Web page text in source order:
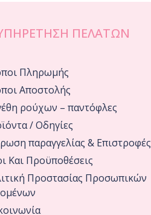
ΠΕΛΑΤΩΝ
Πληρωμής
Αποστολής
ρούχων – παντόφλες
/ Οδηγίες
παραγγελίας & Επιστροφές
Και Προϋποθέσεις
Προστασίας Προσωπικών